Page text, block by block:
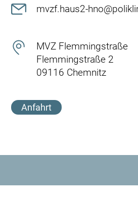
mvzf.haus2-
MVZ Flemmingstraße
Flemmingstraße 2
09116 Chemnitz
Anfahrt